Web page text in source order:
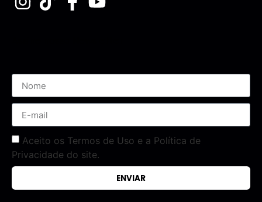
Aceito os Termos de Uso e a Política de
Privacidade do site.
ENVIAR